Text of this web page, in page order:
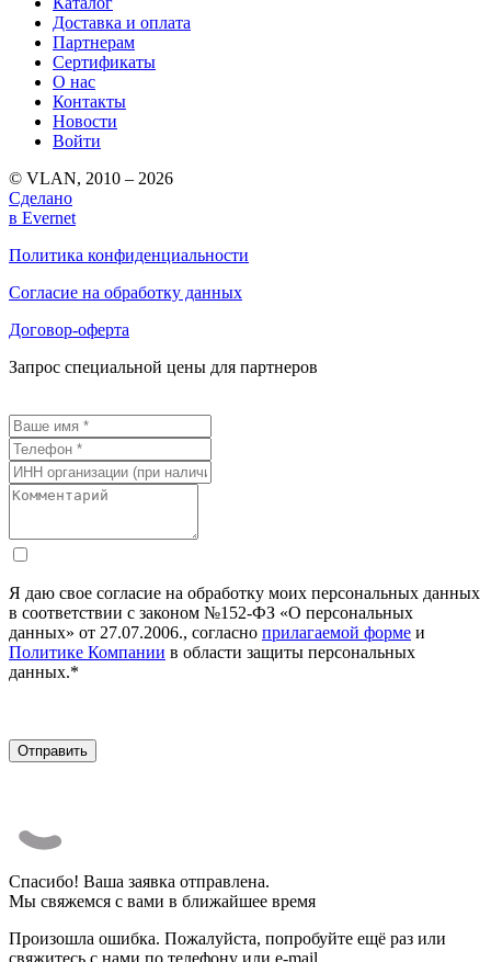
Доставка и оплата
Партнерам
Сертификаты
О нас
Контакты
Новости
Войти
© VLAN, 2010 – 2026
Сделано
в Evernet
Политика конфиденциальности
Согласие на обработку данных
Договор-оферта
Запрос специальной цены для партнеров
Я даю свое согласие на обработку моих персональных данных
в соответствии с законом №152-ФЗ «О персональных
данных» от 27.07.2006., согласно прилагаемой форме и
Политике Компании в области защиты персональных
данных.*
Спасибо! Ваша заявка отправлена.
Мы свяжемся с вами в ближайшее время
Произошла ошибка. Пожалуйста, попробуйте ещё раз или
свяжитесь с нами по телефону или e-mail.